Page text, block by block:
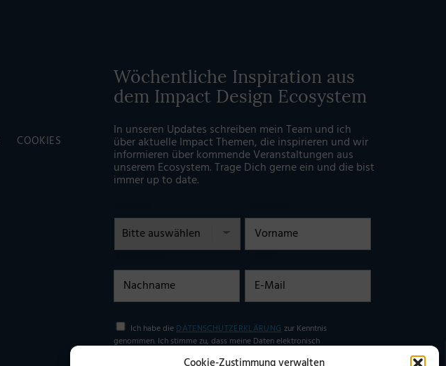
COOKIES
Wöchentliche Inspiration aus
dem Impact Design Ecosystem
In unseren Updates schreiben mein Team und ich
über aktuelle Impact Themen, die inspirieren und wir
informieren über kommende Veranstaltungen aus
unserem Ecosystem. Trage Dich gerne ein und die bist
immer up to date.
Ich habe dieDATENSCHUTZERKLÄRUNGzur Kenntnis
genommen. Ich stimme zu, dass meine Daten elektronisch